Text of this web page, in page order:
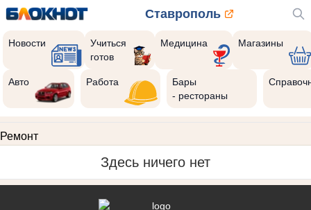
Ставрополь
Новости
Учиться
готов
Медицина Магазины
Авто Работа
Бары
- рестораны
Ремонт
Здесь ничего нет